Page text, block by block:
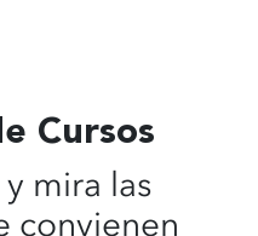
Cursos
mira las
convienen